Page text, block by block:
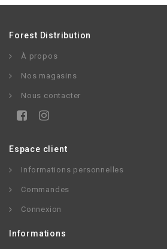
Forest Distribution
À propos
Nos magasins
Nous contacter
Espace client
Informations personnelles
Commandes
Connexion
Informations